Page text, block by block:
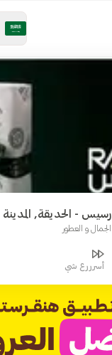
رسيس - الحديقة, المدينة
الجمال و العطور
أسرررع شي